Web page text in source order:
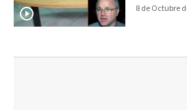
8 de Octubre